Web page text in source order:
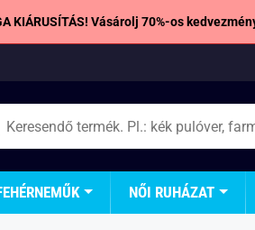
KIÁRUSÍTÁS! Vásárolj 70%-os
NŐI RUHÁZAT